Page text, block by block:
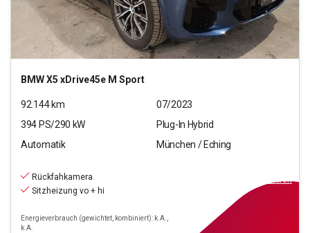
BMWX5 xDrive45e M Sport
92.144km
07/2023
394 PS/290 kW
Plug-In Hybrid
Automatik
München / Eching
Rückfahkamera
Sitzheizung vo + hi
Energieverbrauch (gewichtet, kombiniert): k.A.,
k.A.
finanzieren